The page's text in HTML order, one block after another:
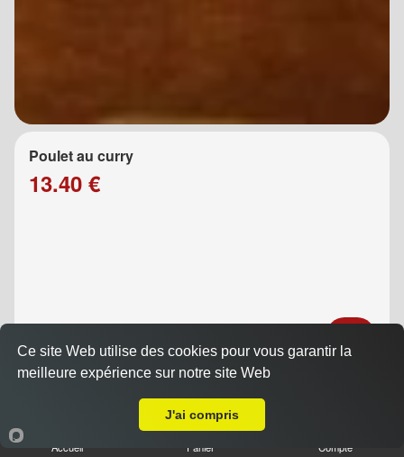
Poulet au curry
13.40 €
Poulet au caramel
Accueil Panier Compte
Ce site Web utilise des cookies pour vous garantir la
meilleure expérience sur notre site Web
J'ai compris